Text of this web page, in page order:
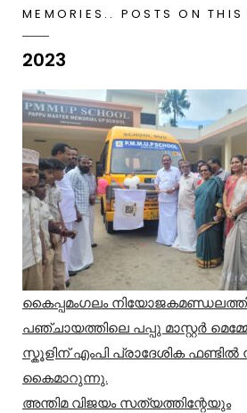
MEMORIES.. POSTS ON THIS
2023
കൈപ്പമംഗലം
പഞ്ചായത്തിലെ പപ്പു മാസ്റ്റർ
സ്കൂളിന് എംപി പ്രാദേശിക
കൈമാറുന്നു.
അന്തിമ വിജയം സത്യത്തിന്റേയും